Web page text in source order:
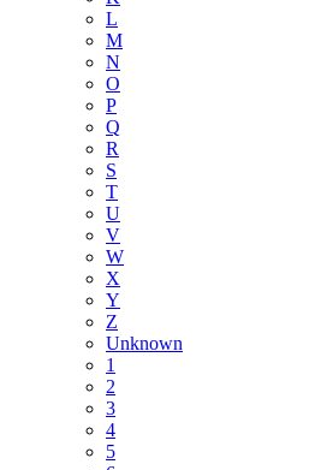
L
M
N
O
P
Q
R
S
T
U
V
W
X
Y
Z
Unknown
1
2
3
4
5